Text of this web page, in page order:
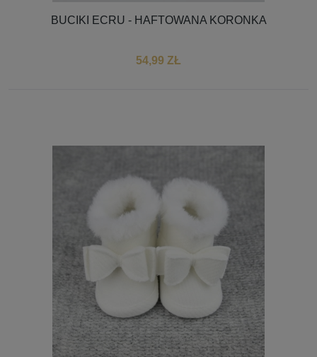
BUCIKI ECRU - HAFTOWANA KORONKA
54,99 ZŁ